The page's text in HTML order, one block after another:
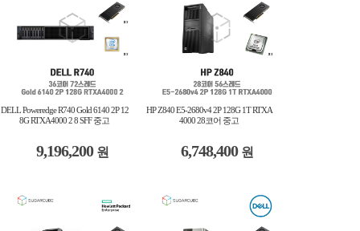
DELL Poweredge R740 Gold 6140 2P 12
8G RTXA4000 2 8 SFF 중고
9,196,200 원
HP Z840 E5-2680v4 2P 128G 1T RTXA
4000 28코어 중고
6,748,400 원